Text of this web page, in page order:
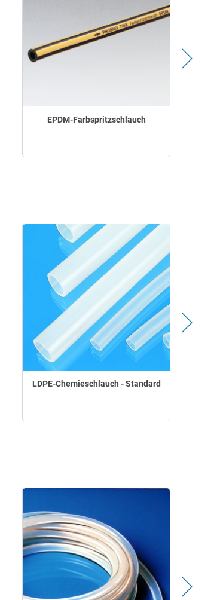
EPDM-Farbspritzschlauch
LDPE-Chemieschlauch - Standard